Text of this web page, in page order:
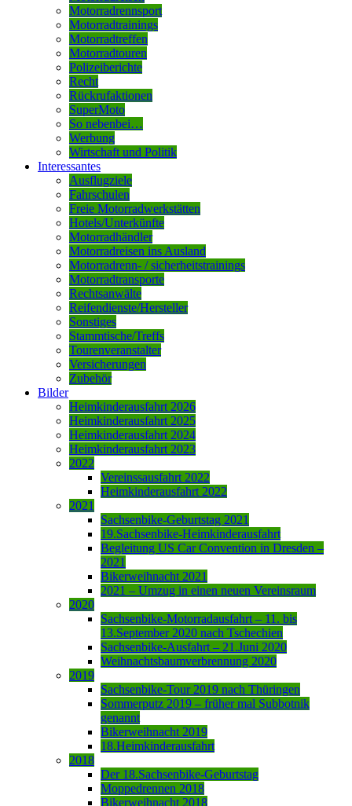
Motorradrennsport
Motorradtrainings
Motorradtreffen
Motorradtouren
Polizeiberichte
Recht
Rückrufaktionen
SuperMoto
So nebenbei…
Werbung
Wirtschaft und Politik
Interessantes
Ausflugziele
Fahrschulen
Freie Motorradwerkstätten
Hotels/Unterkünfte
Motorradhändler
Motorradreisen ins Ausland
Motorradrenn- / sicherheitstrainings
Motorradtransporte
Rechtsanwälte
Reifendienste/Hersteller
Sonstiges
Stammtische/Treffs
Tourenveranstalter
Versicherungen
Zubehör
Bilder
Heimkinderausfahrt 2026
Heimkinderausfahrt 2025
Heimkinderausfahrt 2024
Heimkinderausfahrt 2023
2022
Vereinssausfahrt 2022
Heimkinderausfahrt 2022
2021
Sachsenbike-Geburtstag 2021
19.Sachsenbike-Heimkinderausfahrt
Begleitung US Car Convention in Dresden –
2021
Bikerweihnacht 2021
2021 – Umzug in einen neuen Vereinsraum
2020
Sachsenbike-Motorradausfahrt – 11. bis
13.September 2020 nach Tschechien
Sachsenbike-Ausfahrt – 21.Juni 2020
Weihnachtsbaumverbrennung 2020
2019
Sachsenbike-Tour 2019 nach Thüringen
Sommerputz 2019 – früher mal Subbotnik
genannt
Bikerweihnacht 2019
18.Heimkinderausfahrt
2018
Der 18.Sachsenbike-Geburtstag
Moppedrennen 2018
Bikerweihnacht 2018